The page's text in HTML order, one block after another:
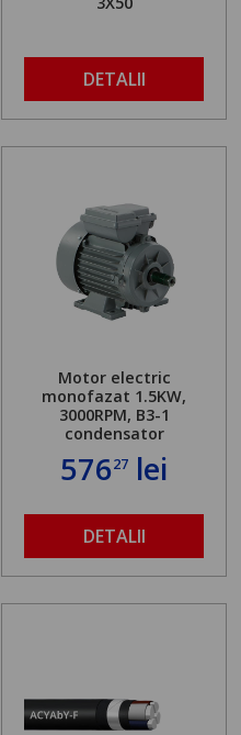
DETALII
Motor electric
monofazat 1.5KW,
3000RPM, B3-1
condensator
57627 lei
DETALII